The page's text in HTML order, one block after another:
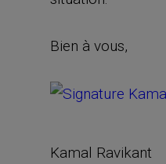
Bien à vous,
Kamal Ravikant